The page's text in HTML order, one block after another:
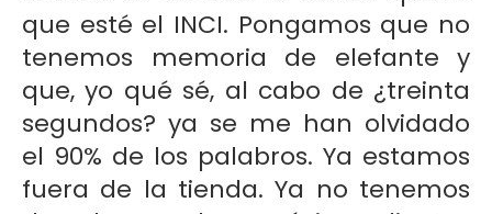
que esté el INCI. Pongamos que no
tenemos memoria de elefante y
que, yo qué sé, al cabo de ¿treinta
segundos? ya se me han olvidado
el 90% de los palabros. Ya estamos
fuera de la tienda. Ya no tenemos